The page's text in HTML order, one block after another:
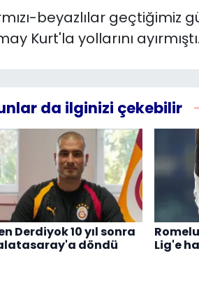
beyazlılar geçtiğimiz
Kurt'la yollarını ayırmıştı.
da ilginizi çekebilir
Derdiyok 10 yıl sonra
döndü
Lig'e